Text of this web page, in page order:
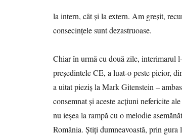
la intern, cât şi la extern. Am greşit,
consecinţele sunt dezastruoase.
Chiar în urmă cu două zile, interimarul
preşedintele CE, a luat-o peste picior,
a uitat pieziş la Mark Gitenstein –
consemnat şi aceste acţiuni nefericite
nu ieşea la rampă cu o melodie
România. Ştiţi dumneavoastă, prin